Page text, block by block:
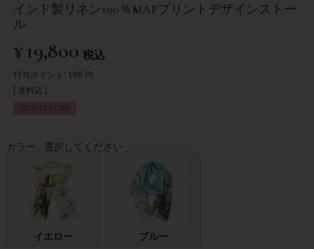
インド製リネン100％MAPプリントデザインストー
ル
¥19,800 税込
付与ポイント: 198 Pt.
送料込
2BUY10％OFF
カラー 選択してください
イエロー ブルー